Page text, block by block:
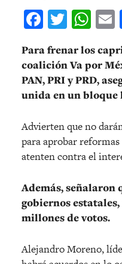
Facebook
Para frenar los
coalición Va por
PAN, PRI y PRD,
unida en un bloque
Advierten que no
para aprobar
atenten contra el
Además, señalaron
gobiernos
millones de votos.
Alejandro Moreno,